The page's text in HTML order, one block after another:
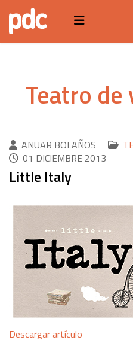
Teatro de
ANUAR BOLAÑOS
01 DICIEMBRE 2013
Little Italy
Descargar artículo